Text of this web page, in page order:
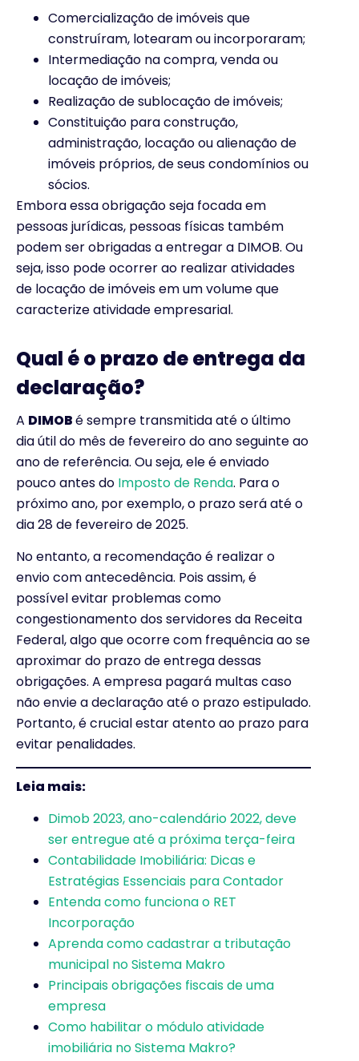
Comercialização de imóveis que
construíram, lotearam ou incorporaram;
Intermediação na compra, venda ou
locação de imóveis;
Realização de sublocação de imóveis;
Constituição para construção,
administração, locação ou alienação de
imóveis próprios, de seus condomínios ou
sócios.
Embora essa obrigação seja focada em
pessoas jurídicas, pessoas físicas também
podem ser obrigadas a entregar a DIMOB. Ou
seja, isso pode ocorrer ao realizar atividades
de locação de imóveis em um volume que
caracterize atividade empresarial.
Qual é o prazo de entrega da
declaração?
A DIMOBé sempre transmitida até o último
dia útil do mês de fevereiro do ano seguinte ao
ano de referência. Ou seja, ele é enviado
pouco antes do Imposto de Renda. Para o
próximo ano, por exemplo, o prazo será até o
dia 28 de fevereiro de 2025.
No entanto, a recomendação é realizar o
envio com antecedência. Pois assim, é
possível evitar problemas como
congestionamento dos servidores da Receita
Federal, algo que ocorre com frequência ao se
aproximar do prazo de entrega dessas
obrigações. A empresa pagará multas caso
não envie a declaração até o prazo estipulado.
Portanto, é crucial estar atento ao prazo para
evitar penalidades.
Leia mais:
Dimob 2023, ano-calendário 2022, deve
ser entregue até a próxima terça-feira
Contabilidade Imobiliária: Dicas e
Estratégias Essenciais para Contador
Entenda como funciona o RET
Incorporação
Aprenda como cadastrar a tributação
municipal no Sistema Makro
Principais obrigações fiscais de uma
empresa
Como habilitar o módulo atividade
imobiliária no Sistema Makro?